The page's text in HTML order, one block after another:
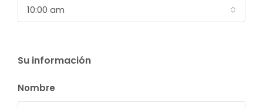
10:00 am
Su información
Nombre